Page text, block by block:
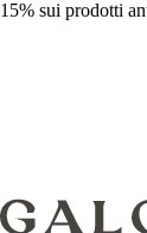
15% sui prodotti